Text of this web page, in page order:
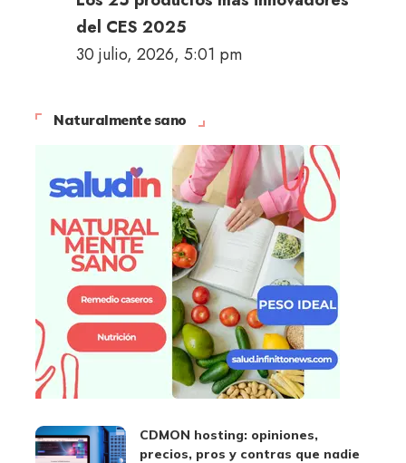
del CES 2025
30 julio, 2026, 5:01 pm
Naturalmente sano
CDMON hosting: opiniones,
precios, pros y contras que nadie